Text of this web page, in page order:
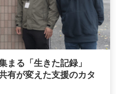
まる「生きた記録」
有が変えた支援のカタ